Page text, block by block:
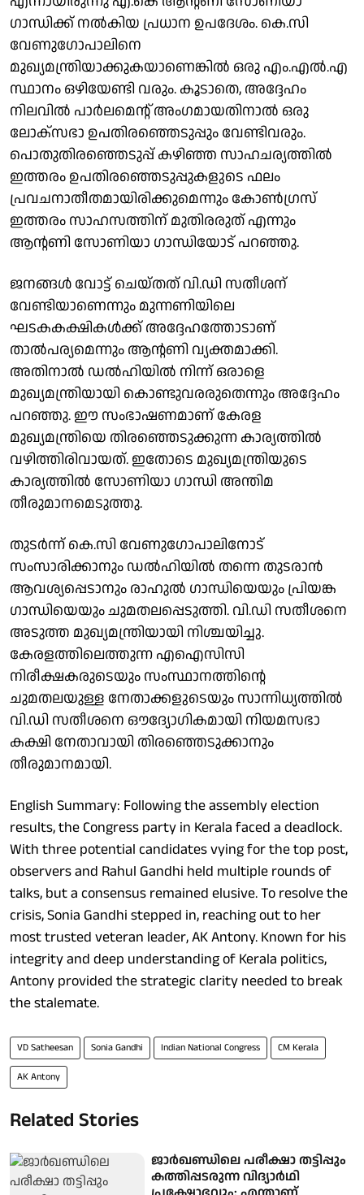
ഗാന്ധിക്ക് നല്‍കിയ പ്രധാന ഉപദേശം. കെ.സി
വേണുഗോപാലിനെ
മുഖ്യമന്ത്രിയാക്കുകയാണെങ്കില്‍ ഒരു എം.എല്‍.എ
സ്ഥാനം ഒഴിയേണ്ടി വരും. കൂടാതെ, അദ്ദേഹം
നിലവില്‍ പാര്‍ലമെന്റ് അംഗമായതിനാല്‍ ഒരു
ലോക്സഭാ ഉപതിരഞ്ഞെടുപ്പും വേണ്ടിവരും.
പൊതുതിരഞ്ഞെടുപ്പ് കഴിഞ്ഞ സാഹചര്യത്തില്‍
ഇത്തരം ഉപതിരഞ്ഞെടുപ്പുകളുടെ ഫലം
പ്രവചനാതീതമായിരിക്കുമെന്നും കോണ്‍ഗ്രസ്
ഇത്തരം സാഹസത്തിന് മുതിരരുത് എന്നും
ആന്റണി സോണിയാ ഗാന്ധിയോട് പറഞ്ഞു.
ജനങ്ങള്‍ വോട്ട് ചെയ്തത് വി.ഡി സതീശന്
വേണ്ടിയാണെന്നും മുന്നണിയിലെ
ഘടകകക്ഷികള്‍ക്ക് അദ്ദേഹത്തോടാണ്
താല്‍പര്യമെന്നും ആന്റണി വ്യക്തമാക്കി.
അതിനാല്‍ ഡല്‍ഹിയില്‍ നിന്ന് ഒരാളെ
മുഖ്യമന്ത്രിയായി കൊണ്ടുവരരുതെന്നും അദ്ദേഹം
പറഞ്ഞു. ഈ സംഭാഷണമാണ് കേരള
മുഖ്യമന്ത്രിയെ തിരഞ്ഞെടുക്കുന്ന കാര്യത്തില്‍
വഴിത്തിരിവായത്. ഇതോടെ മുഖ്യമന്ത്രിയുടെ
കാര്യത്തില്‍ സോണിയാ ഗാന്ധി അന്തിമ
തീരുമാനമെടുത്തു.
തുടര്‍ന്ന് കെ.സി വേണുഗോപാലിനോട്
സംസാരിക്കാനും ഡല്‍ഹിയില്‍ തന്നെ തുടരാന്‍
ആവശ്യപ്പെടാനും രാഹുല്‍ ഗാന്ധിയെയും പ്രിയങ്ക
ഗാന്ധിയെയും ചുമതലപ്പെടുത്തി. വി.ഡി സതീശനെ
അടുത്ത മുഖ്യമന്ത്രിയായി നിശ്ചയിച്ചു.
കേരളത്തിലെത്തുന്ന എഐസിസി
നിരീക്ഷകരുടെയും സംസ്ഥാനത്തിന്റെ
ചുമതലയുള്ള നേതാക്കളുടെയും സാന്നിധ്യത്തില്‍
വി.ഡി സതീശനെ ഔദ്യോഗികമായി നിയമസഭാ
കക്ഷി നേതാവായി തിരഞ്ഞെടുക്കാനും
തീരുമാനമായി.
English Summary: Following the assembly election
results, the Congress party in Kerala faced a deadlock.
With three potential candidates vying for the top post,
observers and Rahul Gandhi held multiple rounds of
talks, but a consensus remained elusive. To resolve the
crisis, Sonia Gandhi stepped in, reaching out to her
most trusted veteran leader, AK Antony. Known for his
integrity and deep understanding of Kerala politics,
Antony provided the strategic clarity needed to break
the stalemate.
VD Satheesan Sonia Gandhi Indian National Congress CM Kerala
AK Antony
Related Stories
ജാർഖണ്ഡിലെ പരീക്ഷാ തട്ടിപ്പും
കത്തിപ്പടരുന്ന വിദ്യാർഥി